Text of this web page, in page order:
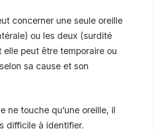
concerner une seule oreille
ou les deux (surdité
elle peut être temporaire ou
sa cause et son
ne touche qu’une oreille, il
difficile à identifier.